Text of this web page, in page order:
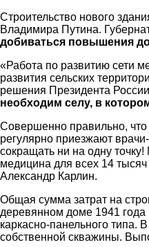
вести»
|
район
Строительство нового
Владимира Путина.
добиваться повышения
«Работа по развитию сети
развития сельских
решения Президента
необходим селу, в
Совершенно правильно,
регулярно приезжают
сокращать ни на одну
медицина для всех 14
Александр Карлин.
Общая сумма затрат на
деревянном доме 1941 года
каркасно-панельного
собственной скважины.